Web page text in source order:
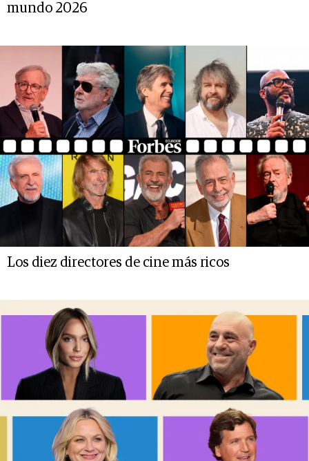
mundo 2026
Los diez directores de cine más ricos